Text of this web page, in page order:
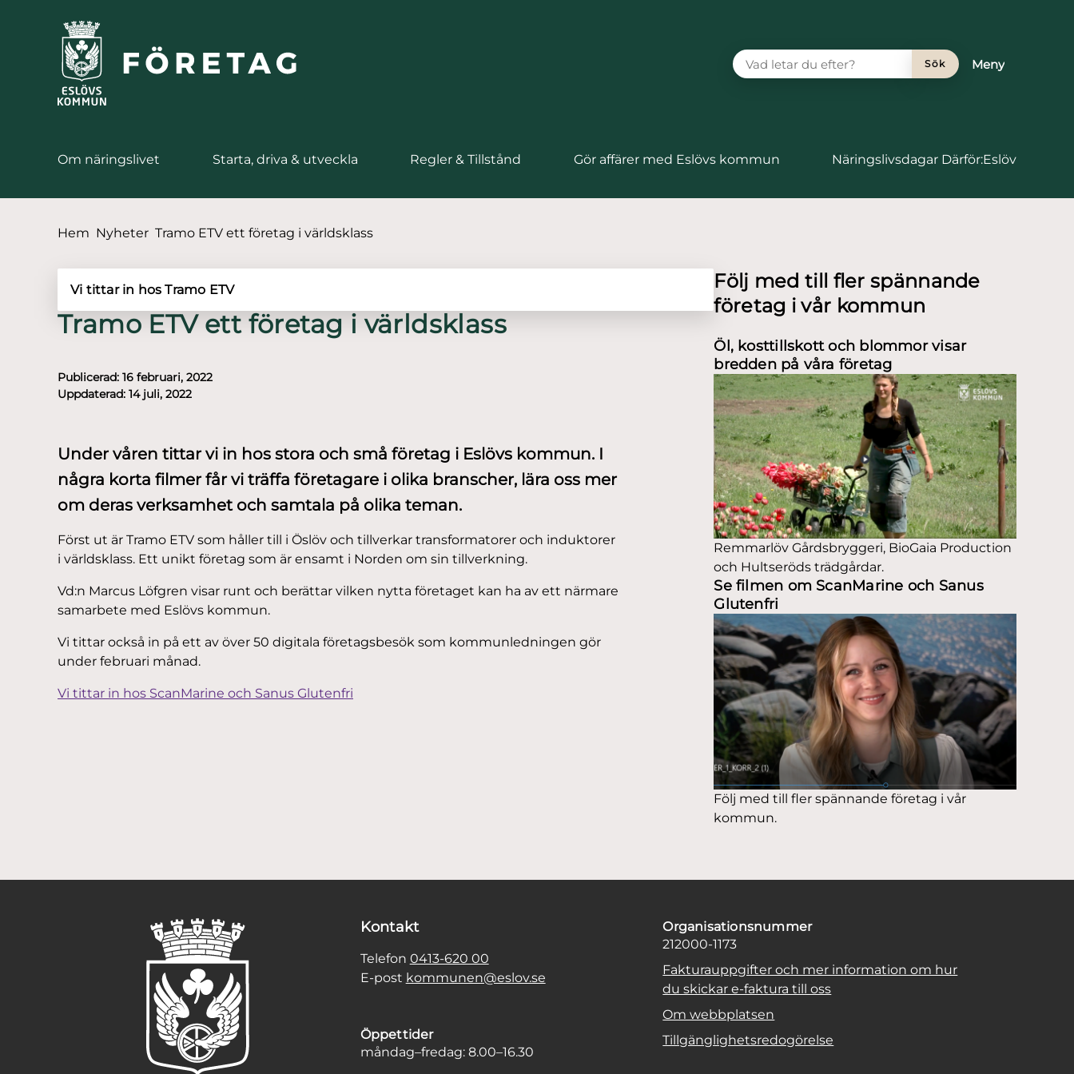
till innehåll
huvudmeny
VAD LETAR DU EFTER?
Sök
Meny
Om näringslivet Starta, driva & utveckla Regler & Tillstånd Gör affärer med Eslövs kommun Näringslivsdagar Därför:Eslöv
Du är här:
Hem Nyheter Tramo ETV ett företag i världsklass
Vi tittar in hos Tramo ETV
Tramo ETV ett företag i världsklass
Publicerad: 16 februari, 2022
Uppdaterad: 14 juli, 2022
Under våren tittar vi in hos stora och små företag i Eslövs kommun. I
några korta filmer får vi träffa företagare i olika branscher, lära oss mer
om deras verksamhet och samtala på olika teman.
Först ut är Tramo ETV som håller till i Öslöv och tillverkar transformatorer och induktorer
i världsklass. Ett unikt företag som är ensamt i Norden om sin tillverkning.
Vd:n Marcus Löfgren visar runt och berättar vilken nytta företaget kan ha av ett närmare
samarbete med Eslövs kommun.
Vi tittar också in på ett av över 50 digitala företagsbesök som kommunledningen gör
under februari månad.
Vi tittar in hos ScanMarine och Sanus Glutenfri
Följ med till fler spännande
företag i vår kommun
Öl, kosttillskott och blommor visar
bredden på våra företag
Remmarlöv Gårdsbryggeri, BioGaia Production
och Hultseröds trädgårdar.
Se filmen om ScanMarine och Sanus
Glutenfri
Följ med till fler spännande företag i vår
kommun.
Kontakt
Telefon 0413-620 00
E-post kommunen@eslov.se
Öppettider
måndag–fredag: 8.00–16.30
Organisationsnummer
212000-1173
Fakturauppgifter och mer information om hur
du skickar e-faktura till oss
Om webbplatsen
Tillgänglighetsredogörelse